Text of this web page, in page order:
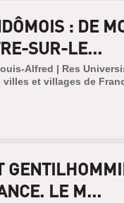
: DE
SUR-LE...
Alfred | Res
et villages de
LE M...